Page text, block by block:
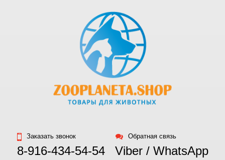
Заказать звонок
8-916-434-54-54
Обратная связь
Viber / WhatsApp